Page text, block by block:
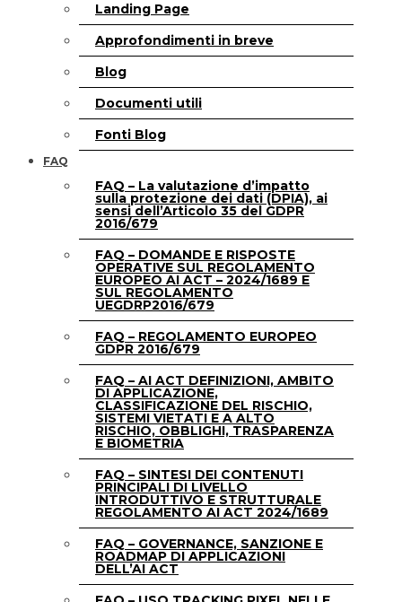
Landing Page
Approfondimenti in breve
Blog
Documenti utili
Fonti Blog
FAQ
FAQ – La valutazione d’impatto
sulla protezione dei dati (DPIA), ai
sensi dell’Articolo 35 del GDPR
2016/679
FAQ – DOMANDE E RISPOSTE
OPERATIVE SUL REGOLAMENTO
EUROPEO AI ACT – 2024/1689 E
SUL REGOLAMENTO
UEGDRP2016/679
FAQ – REGOLAMENTO EUROPEO
GDPR 2016/679
FAQ – AI ACT DEFINIZIONI, AMBITO
DI APPLICAZIONE,
CLASSIFICAZIONE DEL RISCHIO,
SISTEMI VIETATI E A ALTO
RISCHIO, OBBLIGHI, TRASPARENZA
E BIOMETRIA
FAQ – SINTESI DEI CONTENUTI
PRINCIPALI DI LIVELLO
INTRODUTTIVO E STRUTTURALE
REGOLAMENTO AI ACT 2024/1689
FAQ – GOVERNANCE, SANZIONE E
ROADMAP DI APPLICAZIONI
DELL’AI ACT